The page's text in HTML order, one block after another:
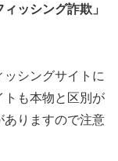
ィッシング詐欺」
シングサイトに
トも本物と区別が
ありますので注意